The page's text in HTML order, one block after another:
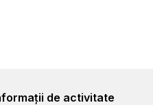
de activitate